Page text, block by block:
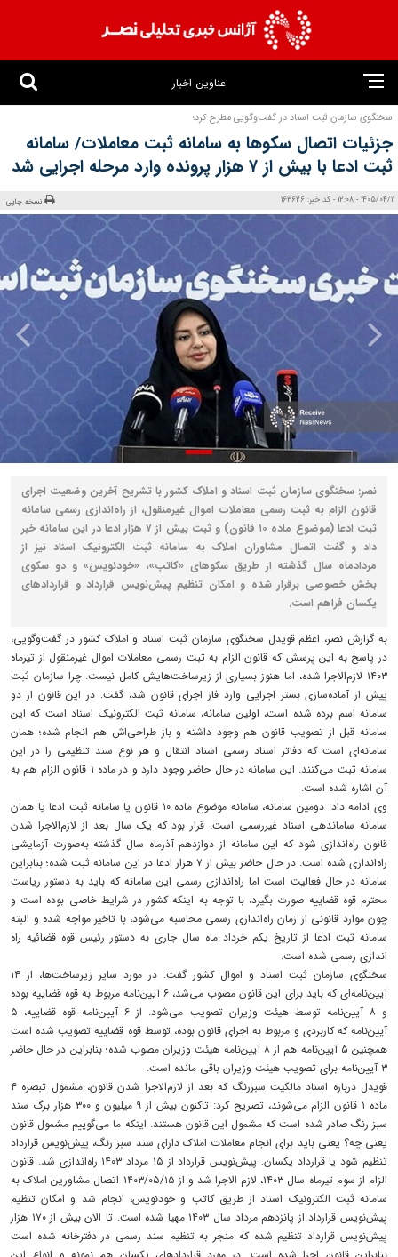
عناوین اخبار
سخنگوی سازمان ثبت اسناد در گفت‌وگویی مطرح کرد؛
جزئیات اتصال سکوها به سامانه ثبت معاملات/ سامانه
ثبت ادعا با بیش از ۷ هزار پرونده وارد مرحله اجرایی شد
1405/04/11 - 12:08 - کد خبر: 163626 نسخه چاپی
نصر: سخنگوی سازمان ثبت اسناد و املاک کشور با تشریح آخرین وضعیت اجرای
قانون الزام به ثبت رسمی معاملات اموال غیرمنقول، از راه‌اندازی رسمی سامانه
ثبت ادعا (موضوع ماده ۱۰ قانون) و ثبت بیش از ۷ هزار ادعا در این سامانه خبر
داد و گفت اتصال مشاوران املاک به سامانه ثبت الکترونیک اسناد نیز از
مردادماه سال گذشته از طریق سکوهای «کاتب»، «خودنویس» و دو سکوی
بخش خصوصی برقرار شده و امکان تنظیم پیش‌نویس قرارداد و قراردادهای
یکسان فراهم است.
به گزارش نصر، اعظم قویدل سخنگوی سازمان ثبت اسناد و املاک کشور در گفت‌وگویی،
در پاسخ به این پرسش که قانون الزام به ثبت رسمی معاملات اموال غیرمنقول از تیرماه
۱۴۰۳ لازم‌الاجرا شده، اما هنوز بسیاری از زیرساخت‌هایش کامل نیست. چرا سازمان ثبت
پیش از آماده‌سازی بستر اجرایی وارد فاز اجرای قانون شد، گفت: در این قانون از دو
سامانه اسم برده شده است، اولین سامانه، سامانه ثبت الکترونیک اسناد است که این
سامانه قبل از تصویب قانون هم وجود داشته و باز طراحی‌اش هم انجام شده؛ همان
سامانه‌ای است که دفاتر اسناد رسمی اسناد انتقال و هر نوع سند تنظیمی را در این
سامانه ثبت می‌کنند. این سامانه در حال حاضر وجود دارد و در ماده ۱ قانون الزام هم به
آن اشاره شده است.
وی ادامه داد: دومین سامانه، سامانه موضوع ماده ۱۰ قانون یا سامانه ثبت ادعا یا همان
سامانه ساماندهی اسناد غیررسمی است. قرار بود که یک سال بعد از لازم‌الاجرا شدن
قانون راه‌اندازی شود که این سامانه از دوازدهم آذرماه سال گذشته به‌صورت آزمایشی
راه‌اندازی شده است. در حال حاضر بیش از ۷ هزار ادعا در این سامانه ثبت شده؛ بنابراین
سامانه در حال فعالیت است اما راه‌اندازی رسمی این سامانه که باید به دستور ریاست
محترم قوه قضاییه صورت بگیرد، با توجه به اینکه کشور در شرایط خاصی بوده است و
چون موارد قانونی از زمان راه‌اندازی رسمی محاسبه می‌شود، با تاخیر مواجه شده و البته
سامانه ثبت ادعا از تاریخ یکم خرداد ماه سال جاری به دستور رئیس قوه قضائیه راه
اندازی رسمی شده است.
سخنگوی سازمان ثبت اسناد و اموال کشور گفت: در مورد سایر زیرساخت‌ها، از ۱۴
آیین‌نامه‌ای که باید برای این قانون مصوب می‌شد، ۶ آیین‌نامه مربوط به قوه قضاییه بوده
و ۸ آیین‌نامه توسط هیئت وزیران تصویب می‌شود. از ۶ آیین‌نامه قوه قضاییه، ۵
آیین‌نامه که کاربردی و مربوط به اجرای قانون بوده، توسط قوه قضاییه تصویب شده است
همچنین ۵ آیین‌نامه هم از ۸ آیین‌نامه هیئت وزیران مصوب شده؛ بنابراین در حال حاضر
۳ آیین‌نامه برای تصویب هیئت وزیران باقی مانده است.
قویدل درباره اسناد مالکیت سبزرنگ که بعد از لازم‌الاجرا شدن قانون، مشمول تبصره ۴
ماده ۱ قانون الزام می‌شوند، تصریح کرد: تاکنون بیش از ۹ میلیون و ۳۰۰ هزار برگ سند
سبز رنگ صادر شده است که مشمول این قانون هستند. اینکه ما می‌گوییم مشمول قانون
یعنی چه؟ یعنی باید برای انجام معاملات املاک دارای سند سبز رنگ، پیش‌نویس قرارداد
تنظیم شود یا قرارداد یکسان. پیش‌نویس قرارداد از ۱۵ مرداد ۱۴۰۳ راه‌اندازی شد. قانون
الزام از سوم تیرماه سال ۱۴۰۳، لازم الاجرا شد و از ۱۴۰۳/۰۵/۱۵ اتصال مشاورین املاک به
سامانه ثبت الکترونیک اسناد از طریق کاتب و خودنویس، انجام شد و امکان تنظیم
پیش‌نویس قرارداد از پانزدهم مرداد سال ۱۴۰۳ مهیا شده است. تا الان بیش از ۱۷۰ هزار
پیش‌نویس قرارداد تنظیم شده که منجر به تنظیم سند رسمی در دفترخانه شده است